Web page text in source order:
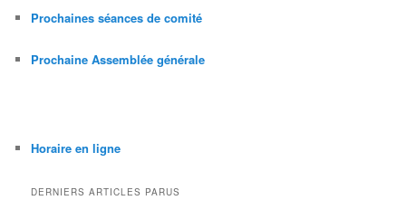
Prochaines séances de comité
Prochaine Assemblée générale
Horaire en ligne
DERNIERS ARTICLES PARUS